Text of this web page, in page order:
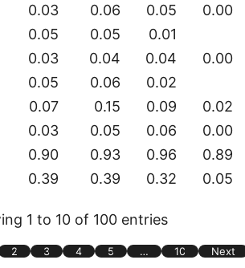
0.03 0.06 0.05
0.00
0.05 0.05
0.01
0.03 0.04 0.04
0.00
0.05 0.06
0.02
0.07 0.15 0.09
0.02
0.03 0.05 0.06
0.00
0.90 0.93 0.96
0.89
0.39 0.39 0.32 0.05
1 to 10 of 100 entries
2 3 4 5 … 10 Next